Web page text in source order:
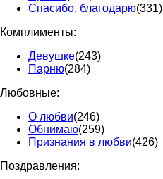
Спасибо, благодарю(331)
Комплименты:
Девушке(243)
Парню(284)
Любовные:
О любви(246)
Обнимаю(259)
Признания в любви(426)
Поздравления: